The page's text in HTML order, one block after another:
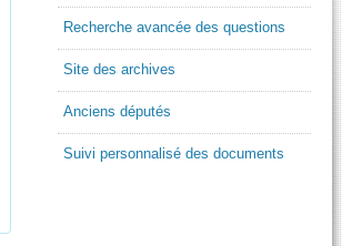
Recherche avancée des questions
Site des archives
Anciens députés
Suivi personnalisé des documents